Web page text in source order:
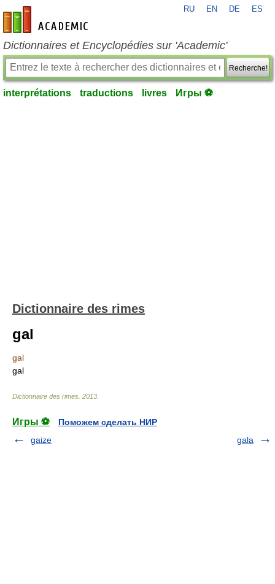
fr-academic.com
RU EN DE ES
Dictionnaires et Encyclopédies sur 'Academic'
Recherche!
interprétations traductions livres Игры ⚽
Dictionnaire des rimes
gal
gal
gal
Dictionnaire des rimes 2013
Игры ⚽
Поможем сделать НИР
gaize
gala